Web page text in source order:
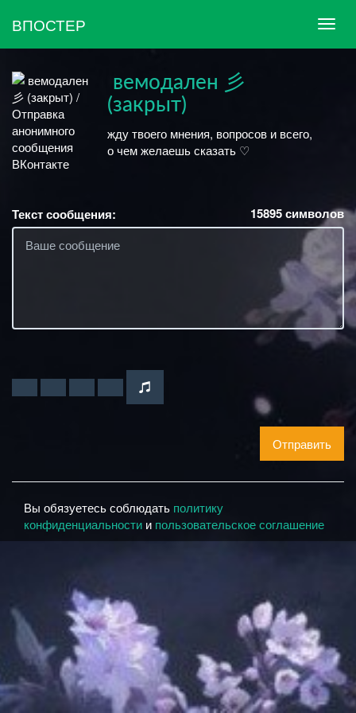
ВПОСТЕР
ㅤ вемодален 彡
(закрыт)
жду твоего мнения, вопросов и всего,
о чем желаешь сказать ♡
Текст сообщения: 15895символов
Отправить
Вы обязуетесь соблюдать политику
конфиденциальности и пользовательское соглашение